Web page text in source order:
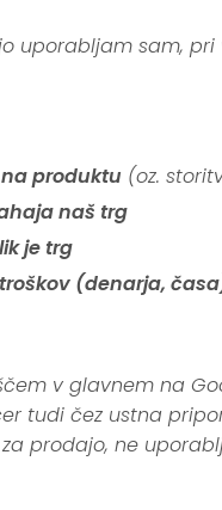
uporabljam sam,
produktu (oz.
naš trg
je trg
(denarja,
v glavnem na
tudi čez ustna
prodajo, ne